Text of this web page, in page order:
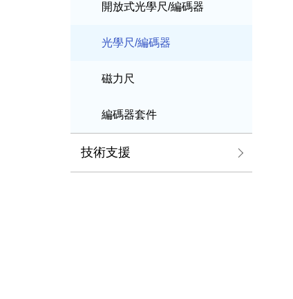
開放式光學尺/編碼器
光學尺/編碼器
磁力尺
編碼器套件
技術支援